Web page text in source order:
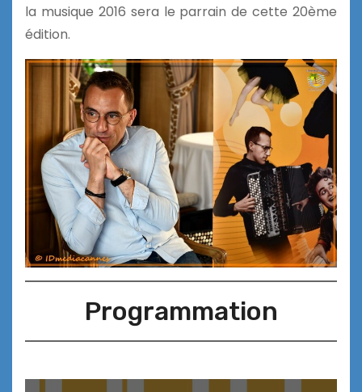
la musique 2016 sera le parrain de cette 20ème
édition.
Programmation